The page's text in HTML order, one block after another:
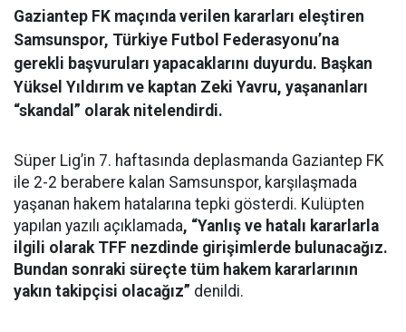
Gaziantep FK maçında verilen kararları eleştiren
Samsunspor, Türkiye Futbol Federasyonu’na
gerekli başvuruları yapacaklarını duyurdu. Başkan
Yüksel Yıldırım ve kaptan Zeki Yavru, yaşananları
“skandal” olarak nitelendirdi.
Süper Lig’in 7. haftasında deplasmanda Gaziantep FK
ile 2-2 berabere kalan Samsunspor, karşılaşmada
yaşanan hakem hatalarına tepki gösterdi. Kulüpten
yapılan yazılı açıklamada, “Yanlış ve hatalı kararlarla
ilgili olarak TFF nezdinde girişimlerde bulunacağız.
Bundan sonraki süreçte tüm hakem kararlarının
yakın takipçisi olacağız” denildi.